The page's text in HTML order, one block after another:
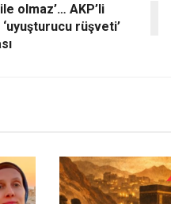
olmaz’… AKP’li
rüşveti’